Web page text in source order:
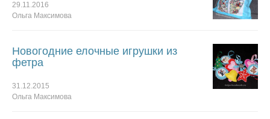
29.11.2016
Ольга Максимова
Новогодние елочные игрушки из
фетра
31.12.2015
Ольга Максимова